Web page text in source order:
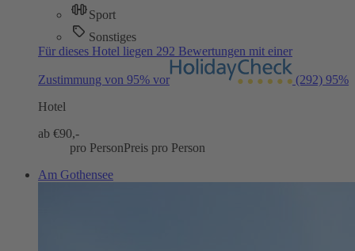
Sport
Sonstiges
Für dieses Hotel liegen 292 Bewertungen mit einer
Zustimmung von 95% vor (292) 95%
Hotel
ab €90,-
pro PersonPreis pro Person
Am Gothensee